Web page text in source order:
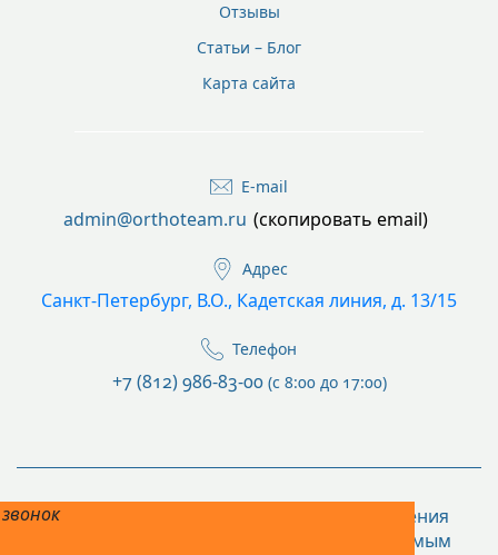
Отзывы
Статьи – Блог
Карта сайта
E-mail
admin@orthoteam.ru (скопировать email)
Адрес
Санкт-Петербург, В.О., Кадетская линия, д. 13/15
Телефон
+7 (812) 986-83-00(с 8:00 до 17:00)
Предупреждаем о необходимости получения
консультации у специалиста по оказываемым